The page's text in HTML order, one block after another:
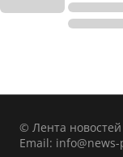
© Лента новостей
Email: